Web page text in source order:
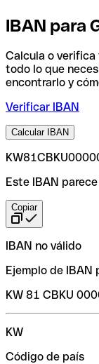
IBAN para
Calcula o verifica
todo lo que
encontrarlo y
Verificar IBAN
Calcular IBAN
Este IBAN
Copiar
IBAN no válido
Ejemplo de IBAN
KW 81 CBKU
KW
Código de país